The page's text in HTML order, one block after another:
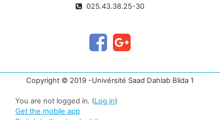
025.43.38.25-30
Copyright © 2019 -Univérsité Saad Dahlab Blida 1
You are not logged in. (Log in)
Get the mobile app